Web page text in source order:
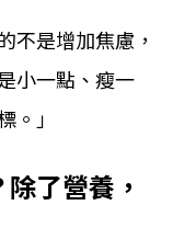
不是增加焦慮，
小一點、瘦一
。」
了營養，